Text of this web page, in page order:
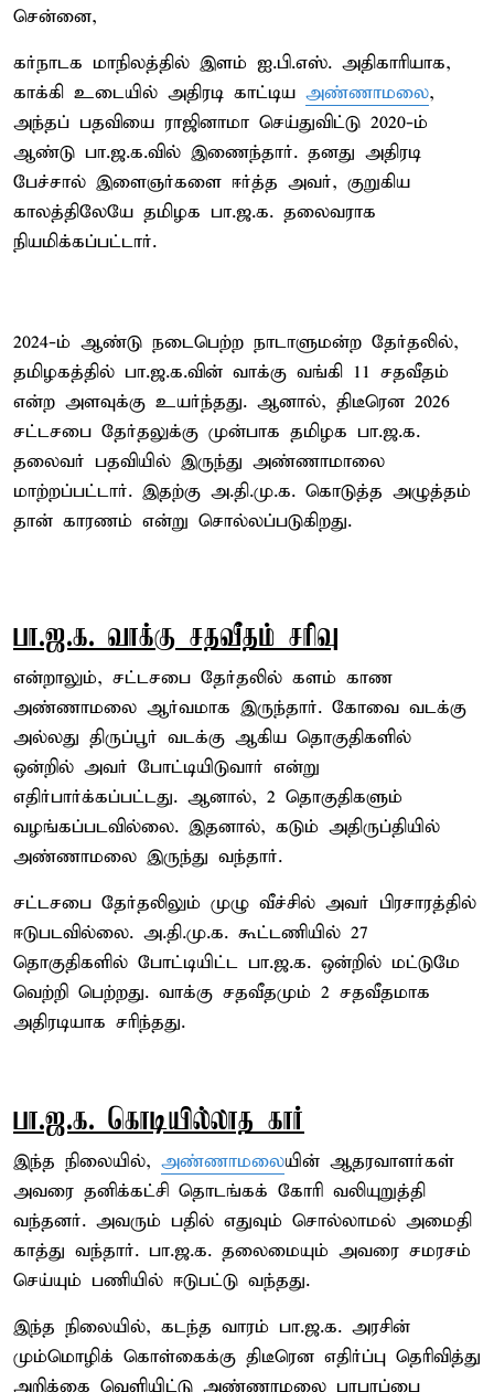
சென்னை,
கர்நாடக மாநிலத்தில் இளம் ஐ.பி.எஸ். அதிகாரியாக,
காக்கி உடையில் அதிரடி காட்டிய அண்ணாமலை,
அந்தப் பதவியை ராஜினாமா செய்துவிட்டு 2020-ம்
ஆண்டு பா.ஜ.க.வில் இணைந்தார். தனது அதிரடி
பேச்சால் இளைஞர்களை ஈர்த்த அவர், குறுகிய
காலத்திலேயே தமிழக பா.ஜ.க. தலைவராக
நியமிக்கப்பட்டார்.
2024-ம் ஆண்டு நடைபெற்ற நாடாளுமன்ற தேர்தலில்,
தமிழகத்தில் பா.ஜ.க.வின் வாக்கு வங்கி 11 சதவீதம்
என்ற அளவுக்கு உயர்ந்தது. ஆனால், திடீரென 2026
சட்டசபை தேர்தலுக்கு முன்பாக தமிழக பா.ஜ.க.
தலைவர் பதவியில் இருந்து அண்ணாமாலை
மாற்றப்பட்டார். இதற்கு அ.தி.மு.க. கொடுத்த அழுத்தம்
தான் காரணம் என்று சொல்லப்படுகிறது.
பா.ஜ.க. வாக்கு சதவீதம் சரிவு
என்றாலும், சட்டசபை தேர்தலில் களம் காண
அண்ணாமலை ஆர்வமாக இருந்தார். கோவை வடக்கு
அல்லது திருப்பூர் வடக்கு ஆகிய தொகுதிகளில்
ஒன்றில் அவர் போட்டியிடுவார் என்று
எதிர்பார்க்கப்பட்டது. ஆனால், 2 தொகுதிகளும்
வழங்கப்படவில்லை. இதனால், கடும் அதிருப்தியில்
அண்ணாமலை இருந்து வந்தார்.
சட்டசபை தேர்தலிலும் முழு வீச்சில் அவர் பிரசாரத்தில்
ஈடுபடவில்லை. அ.தி.மு.க. கூட்டணியில் 27
தொகுதிகளில் போட்டியிட்ட பா.ஜ.க. ஒன்றில் மட்டுமே
வெற்றி பெற்றது. வாக்கு சதவீதமும் 2 சதவீதமாக
அதிரடியாக சரிந்தது.
பா.ஜ.க. கொடியில்லாத கார்
இந்த நிலையில், அண்ணாமலையின் ஆதரவாளர்கள்
அவரை தனிக்கட்சி தொடங்கக் கோரி வலியுறுத்தி
வந்தனர். அவரும் பதில் எதுவும் சொல்லாமல் அமைதி
காத்து வந்தார். பா.ஜ.க. தலைமையும் அவரை சமரசம்
செய்யும் பணியில் ஈடுபட்டு வந்தது.
இந்த நிலையில், கடந்த வாரம் பா.ஜ.க. அரசின்
மும்மொழிக் கொள்கைக்கு திடீரென எதிர்ப்பு தெரிவித்து
அறிக்கை வெளியிட்டு அண்ணாமலை பரபரப்பை